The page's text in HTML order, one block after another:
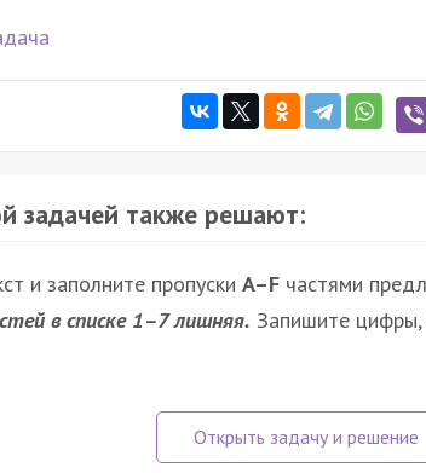
задачей также решают:
и заполните пропуски A–F частями
в списке 1–7 лишняя. Запишите